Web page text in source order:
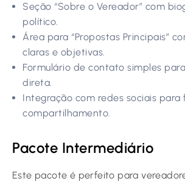
Seção “Sobre o Vereador” com
político.
Área para “Propostas Principais”
claras e objetivas.
Formulário de contato simples
direta.
Integração com redes sociais para
compartilhamento.
Pacote Intermediário
Este pacote é perfeito para